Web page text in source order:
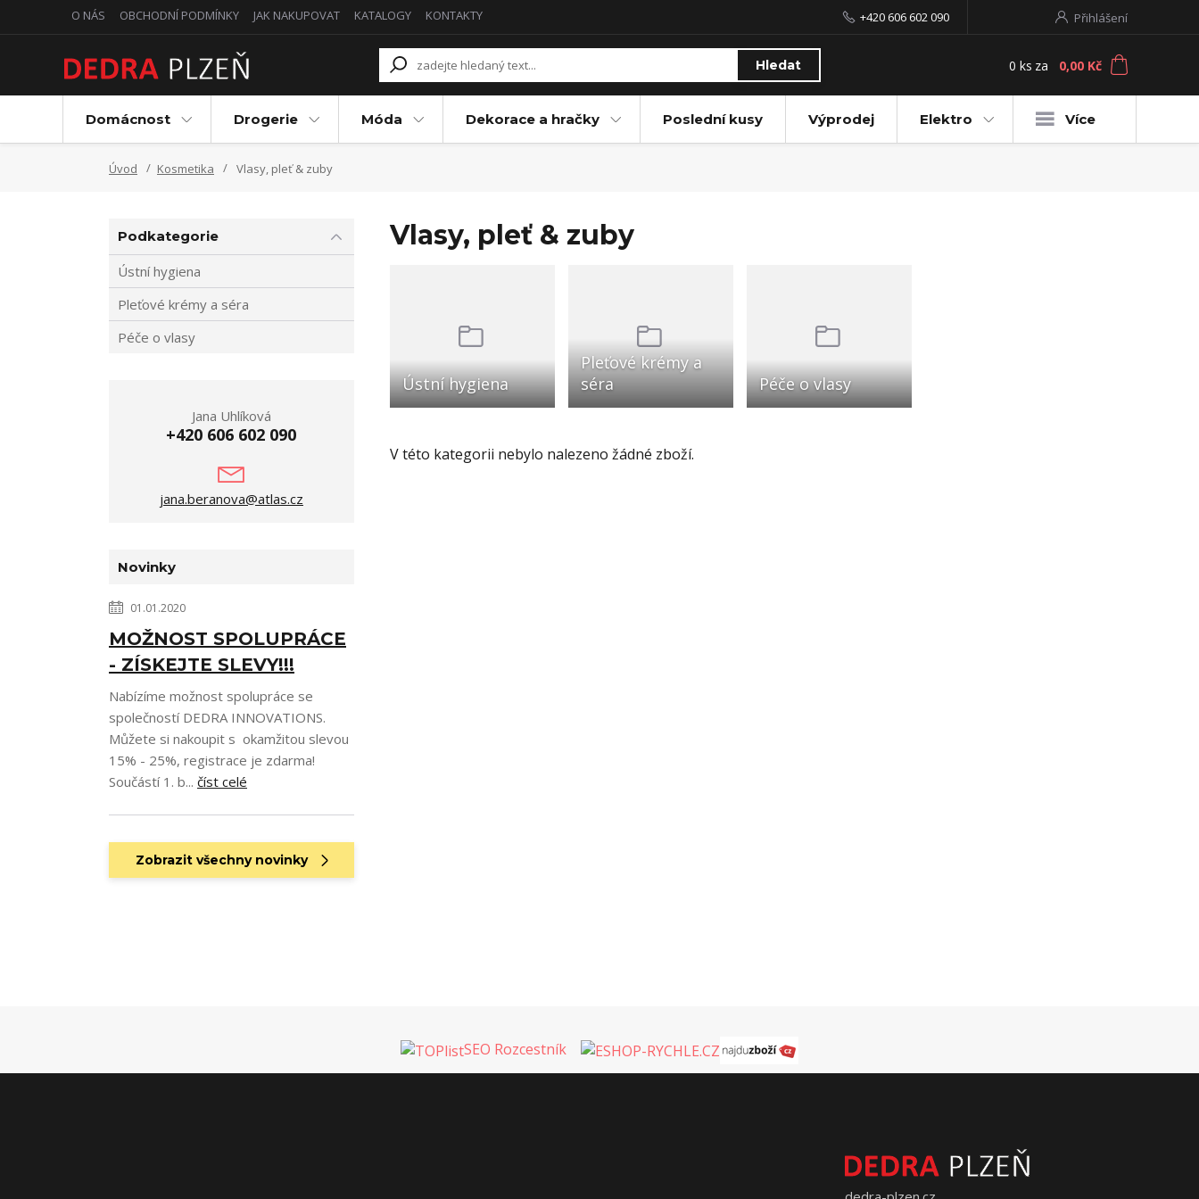
O NÁS OBCHODNÍ PODMÍNKY JAK NAKUPOVAT KATALOGY KONTAKTY Přihlášení
Hledat
+420 606 602 090
0 ks za 0,00 Kč
Domácnost Drogerie Móda Dekorace a hračky Poslední kusy Výprodej Elektro Více
Úvod Kosmetika Vlasy, pleť & zuby
Vlasy, pleť & zuby
Ústní hygiena
Pleťové krémy a
séra
Péče o vlasy
V této kategorii nebylo nalezeno žádné zboží.
Podkategorie
Ústní hygiena
Pleťové krémy a séra
Péče o vlasy
Jana Uhlíková
+420 606 602 090
jana.beranova@atlas.cz
Novinky
01.01.2020
MOŽNOST SPOLUPRÁCE
- ZÍSKEJTE SLEVY!!!
Nabízíme možnost spolupráce se
společností DEDRA INNOVATIONS.
Můžete si nakoupit s okamžitou slevou
15% - 25%, registrace je zdarma!
Součástí 1. b... číst celé
Zobrazit všechny novinky
SEO Rozcestník